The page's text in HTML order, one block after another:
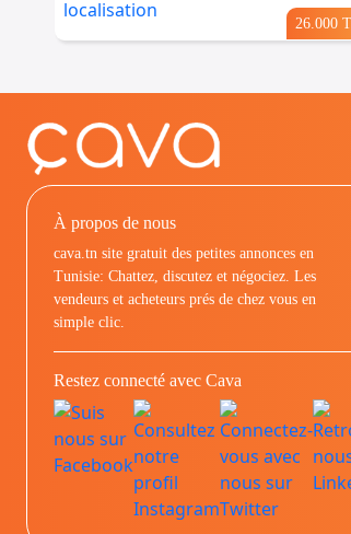
26.000
À propos de nous
cava.tn site gratuit des petites annonces en
Tunisie: Chattez, discutez et négociez. Les
vendeurs et acheteurs prés de chez vous en
simple clic.
Restez connecté avec Cava